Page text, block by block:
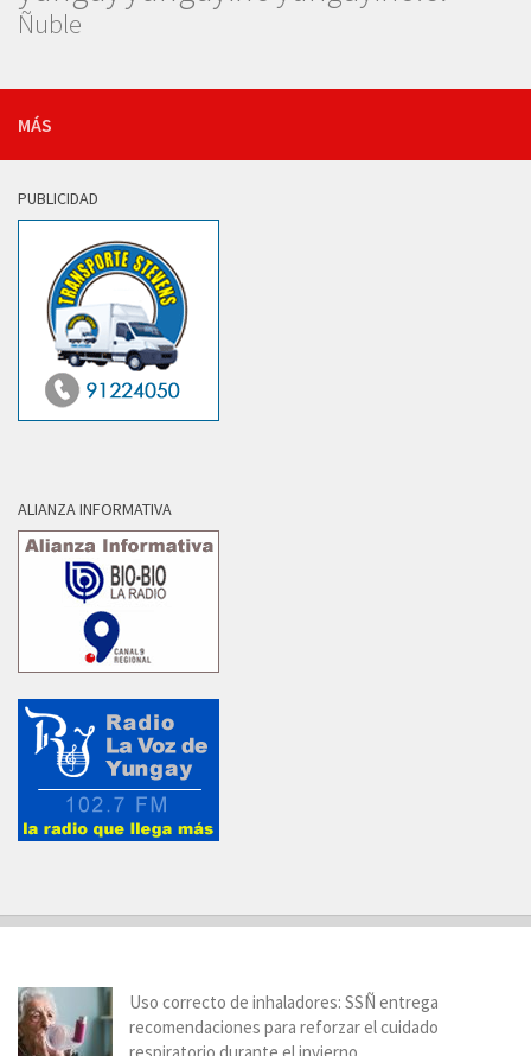
Ñuble
MÁS
PUBLICIDAD
ALIANZA INFORMATIVA
Uso correcto de inhaladores: SSÑ entrega
recomendaciones para reforzar el cuidado